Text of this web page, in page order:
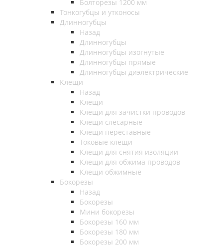
Болторезы 1200 мм
Тонкогубцы и утконосы
Длинногубцы
Назад
Длинногубцы
Длинногубцы изогнутые
Длинногубцы прямые
Длинногубцы диэлектрические
Клещи
Назад
Клещи
Клещи для зачистки проводов
Клещи слесарные
Клещи переставные
Токовые клещи
Клещи для снятия изоляции
Клещи для обжима проводов
Клещи обжимные
Бокорезы
Назад
Бокорезы
Мини бокорезы
Бокорезы 160 мм
Бокорезы 180 мм
Бокорезы 200 мм